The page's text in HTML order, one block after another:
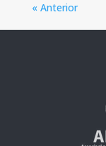
« Anterior